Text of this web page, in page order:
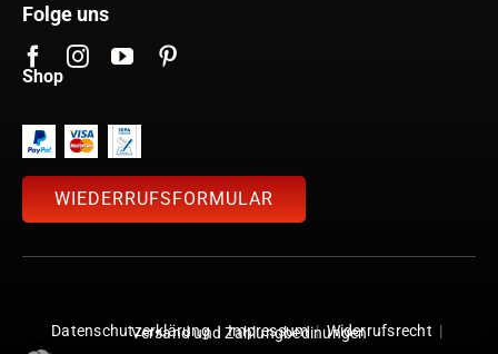
Folge uns
Shop
WIEDERRUFSFORMULAR
Datenschutzerklärung|Impressum|Widerrufsrecht |
Versand und Zahlungbedinungen